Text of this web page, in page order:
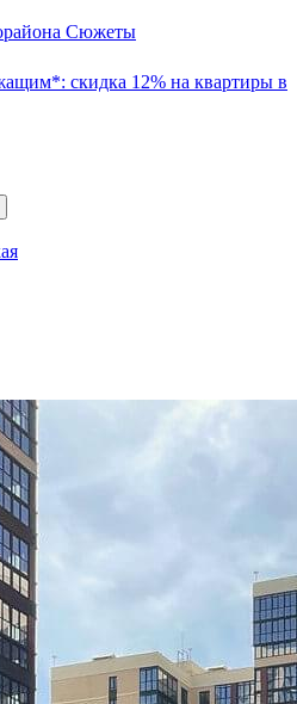
Сюжеты
скидка 12% на квартиры в